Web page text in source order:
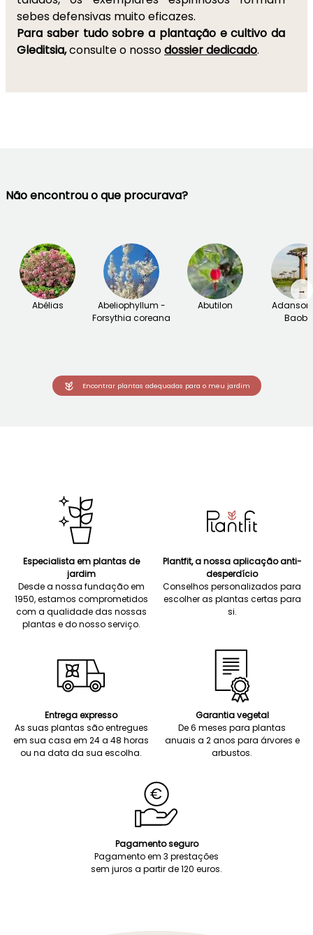
sebes defensivas muito eficazes.
Para saber tudo sobre a plantação e cultivo da
Gleditsia,consulte o nossodossier dedicado.
Não encontrou o que procurava?
Abélias
Abeliophyllum -
Forsythia coreana
Abutilon
Baobá
→
Encontrar plantas adequadas para o meu jardim
Especialista em plantas de
jardim
Desde a nossa fundação em
1950, estamos comprometidos
com a qualidade das nossas
plantas e do nosso serviço.
Plantfit, a nossa aplicação anti-
desperdício
Conselhos personalizados para
escolher as plantas certas para
si.
Entrega expresso
As suas plantas são entregues
em sua casa em 24 a 48 horas
ou na data da sua escolha.
Garantia vegetal
De 6 meses para plantas
anuais a 2 anos para árvores e
arbustos.
Pagamento seguro
Pagamento em 3 prestações
sem juros a partir de 120 euros.